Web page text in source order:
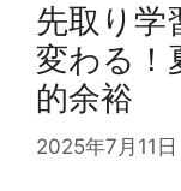
先取り学
変わる！
的余裕
2025年7月11日